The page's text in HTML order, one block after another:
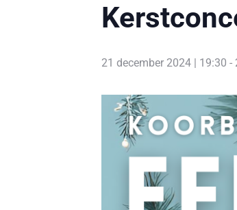
21 december 2024 | 19:30 -